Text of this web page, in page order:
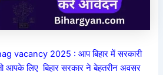
vacancy 2025 : आप बिहार में सरकारी
आपके लिए बिहार सरकार ने बेहतरीन अवसर